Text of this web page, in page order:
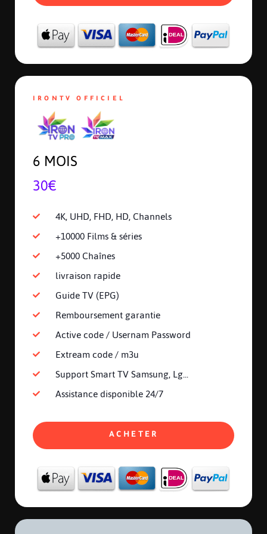
IRONTV OFFICIEL
6 MOIS
30€
4K, UHD, FHD, HD, Channels
+10000 Films & séries
+5000 Chaînes
livraison rapide
Guide TV (EPG)
Remboursement garantie
Active code / Usernam Password
Extream code / m3u
Support Smart TV Samsung, Lg...
Assistance disponible 24/7
ACHETER